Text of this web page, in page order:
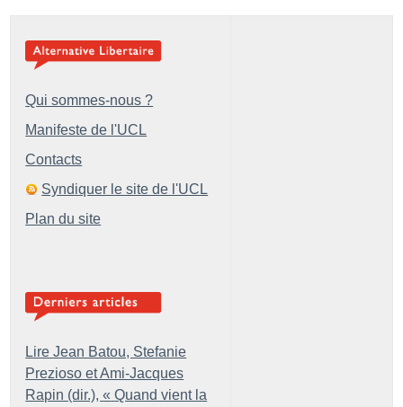
Qui sommes-nous ?
Manifeste de l'UCL
Contacts
Syndiquer le site de l'UCL
Plan du site
Lire Jean Batou, Stefanie
Prezioso et Ami-Jacques
Rapin (dir.), « Quand vient la